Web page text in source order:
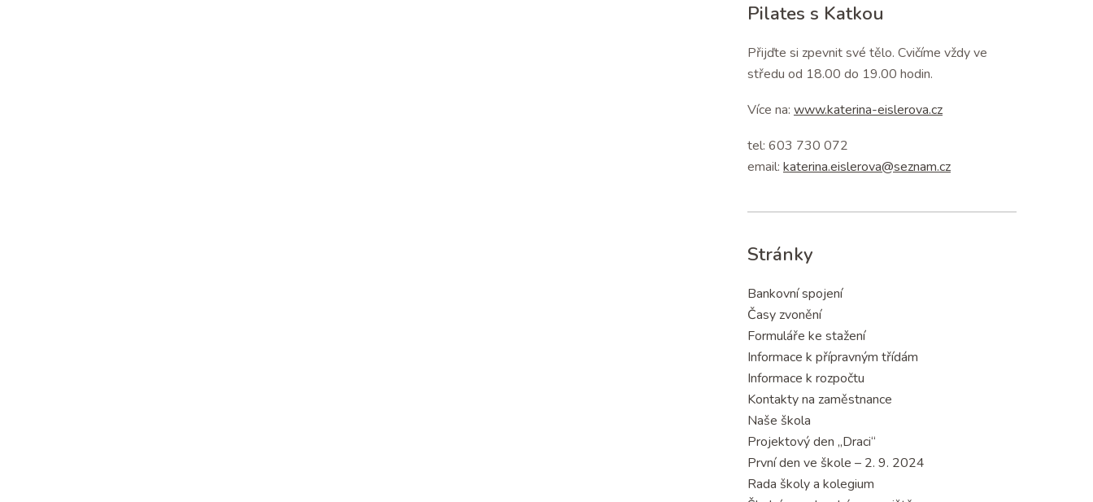
Pilates s Katkou
Přijďte si zpevnit své tělo. Cvičíme vždy ve
středu od 18.00 do 19.00 hodin.
Více na: www.katerina-eislerova.cz
tel: 603 730 072
email: katerina.eislerova@seznam.cz
Stránky
Bankovní spojení
Časy zvonění
Formuláře ke stažení
Informace k přípravným třídám
Informace k rozpočtu
Kontakty na zaměstnance
Naše škola
Projektový den „Draci“
První den ve škole – 2. 9. 2024
Rada školy a kolegium